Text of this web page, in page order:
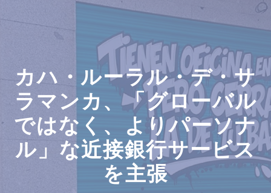
プ
ュ
ー
カハ・ルーラル・デ・サ
ラマンカ、「グローバル
ではなく、よりパーソナ
ル」な近接銀行サービス
を主張